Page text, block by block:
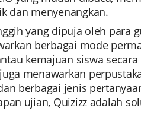
dan menyenangkan.
yang dipuja oleh para
berbagai mode
kemajuan siswa
menawarkan
berbagai jenis
ujian, Quizizz adalah